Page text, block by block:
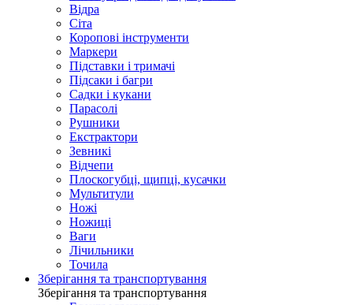
Відра
Сіта
Коропові інструменти
Маркери
Підставки і тримачі
Підсаки і багри
Садки і кукани
Парасолі
Рушники
Екстрактори
Зевникі
Відчепи
Плоскогубці, щипці, кусачки
Мультитули
Ножі
Ножиці
Ваги
Лічильники
Точила
Зберігання та транспортування
Зберігання та транспортування